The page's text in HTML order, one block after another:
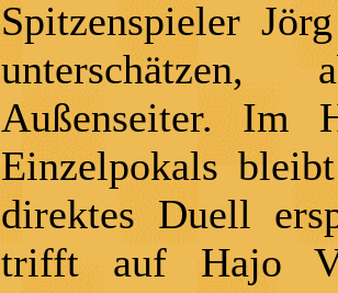
Spitzenspieler
Außenseiter. Im
Einzelpokals
direktes Duell
trifft auf Hajo